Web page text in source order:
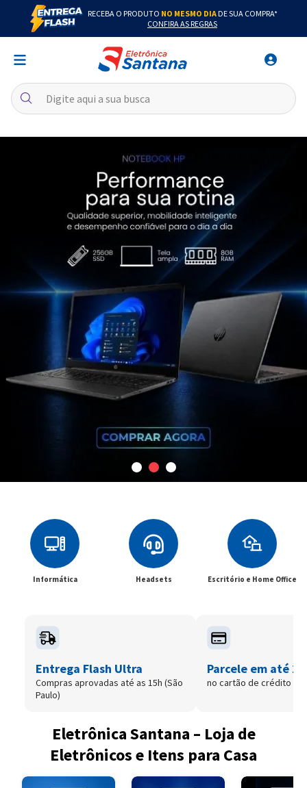
RECEBA O PRODUTO NO MESMO DIADE SUA COMPRA*
CONFIRA AS REGRAS
Informática Headsets Escritório e Home Office
Entrega Flash Ultra
Compras aprovadas até as 15h (São
Paulo)
Parcele em até
no cartão de crédito
Eletrônica Santana – Loja de
Eletrônicos e Itens para Casa